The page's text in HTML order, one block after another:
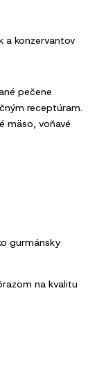
a konzervantov
pečene
receptúram.
mäso, voňavé
gurmánsky
na kvalitu